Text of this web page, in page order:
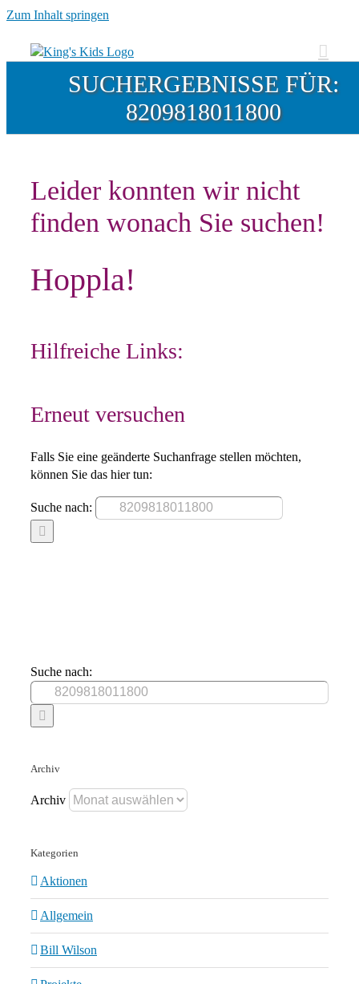
Zum Inhalt springen
SUCHERGEBNISSE FÜR:
8209818011800
Leider konnten wir nicht
finden wonach Sie suchen!
Hoppla!
Hilfreiche Links:
Erneut versuchen
Falls Sie eine geänderte Suchanfrage stellen möchten,
können Sie das hier tun:
Suche nach:
Suche nach:
Archiv
Archiv
Kategorien
Aktionen
Allgemein
Bill Wilson